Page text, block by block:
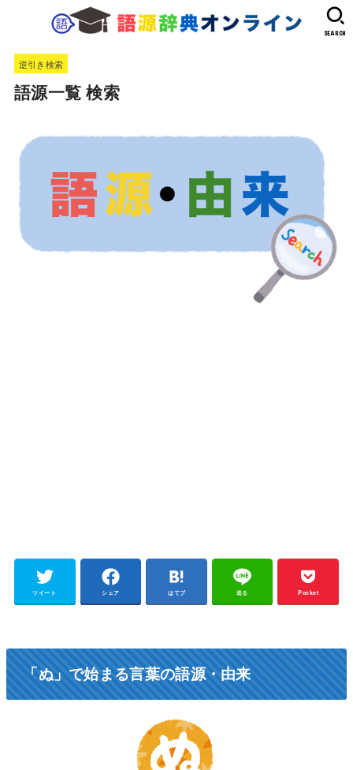
SEARCH
逆引き検索
語源一覧 検索
ツイート シェア はてブ 送る Pocket
「ぬ」で始まる言葉の語源・由来